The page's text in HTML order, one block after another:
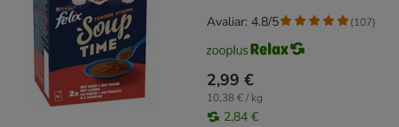
2,99 €
10,38 € / kg
2,84 €
Avaliar: 4.8/5 (107)